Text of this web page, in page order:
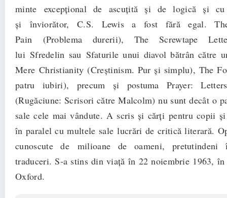
minte excepţional de ascuţită şi de logică şi
şi înviorător, C.S. Lewis a fost fără egal.
Pain (Problema durerii), The Screwtape
lui Sfredelin sau Sfaturile unui diavol bătrân către
Mere Christianity (Creştinism. Pur şi simplu), The
patru iubiri), precum şi postuma Prayer:
(Rugăciune: Scrisori către Malcolm) nu sunt decât o
sale cele mai vândute. A scris şi cărţi pentru copii
în paralel cu multele sale lucrări de critică literară.
cunoscute de milioane de oameni,
traduceri. S-a stins din viaţă în 22 noiembrie 1963,
Oxford.